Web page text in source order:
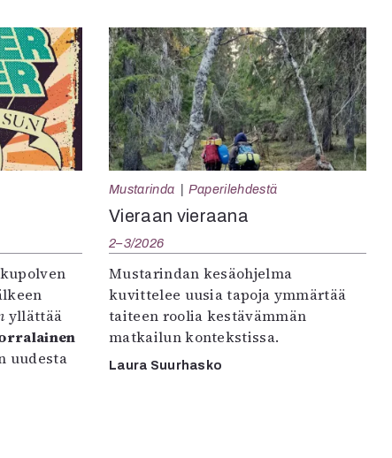
yllättää
uudesta
Mustarinda Paperilehdestä
Vieraan vieraana
2–3/2026
Mustarindan kesäohjelma
kuvittelee uusia tapoja ymmärtää
taiteen roolia kestävämmän
matkailun kontekstissa.
Laura Suurhasko